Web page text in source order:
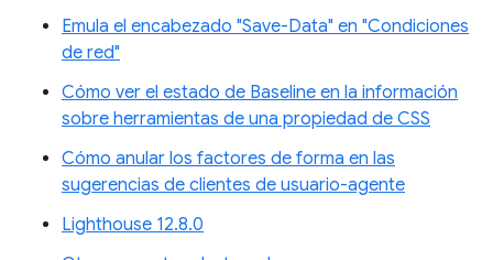
Emula el encabezado "Save-Data" en "Condiciones
de red"
Cómo ver el estado de Baseline en la información
sobre herramientas de una propiedad de CSS
Cómo anular los factores de forma en las
sugerencias de clientes de usuario-agente
Lighthouse 12.8.0